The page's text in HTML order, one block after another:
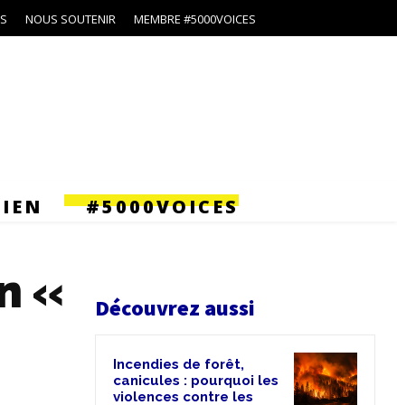
NOUS SOUTENIR MEMBRE #5000VOICES
#5000VOICES
«
Découvrez aussi
Incendies de forêt,
canicules : pourquoi les
violences contre les